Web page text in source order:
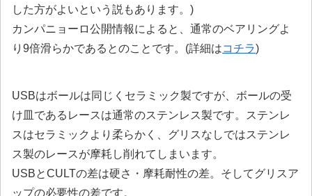
した方がよいという説もあります。)
カンパニョーロ公開情報によると、 通常のベアリングよ
り9倍滑らかであるとのことです。(詳細はコチラ)
USBはボールは同じくセラミック製ですが、ボールの受
け皿であるレースは通常のステンレス製です。ステンレ
スはセラミックより柔らかく、グリスなしではステンレ
ス製のレースが摩耗し削れてしまいます。
USBとCULTの差は硬さ・摩耗耐性の差。そしてグリスア
ップの必要性の差です。